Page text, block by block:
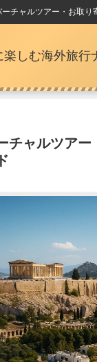
チャルツアー・お取り
楽しむ海外旅行
チャルツアー